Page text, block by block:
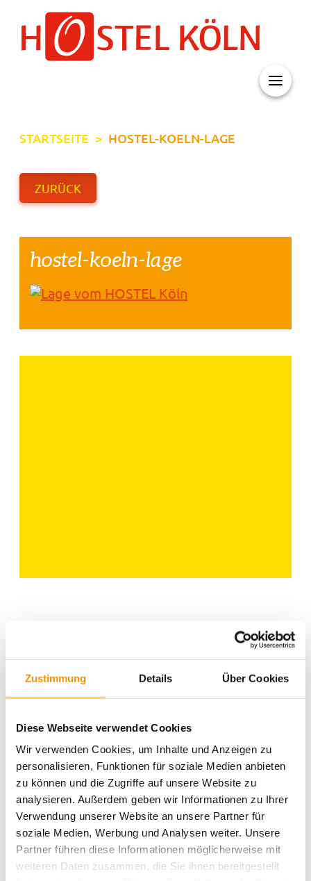
Zustimmung Details Über Cookies
Diese Webseite verwendet Cookies
Wir verwenden Cookies, um Inhalte und Anzeigen zu
personalisieren, Funktionen für soziale Medien anbieten
zu können und die Zugriffe auf unsere Website zu
analysieren. Außerdem geben wir Informationen zu Ihrer
Verwendung unserer Website an unsere Partner für
soziale Medien, Werbung und Analysen weiter. Unsere
Partner führen diese Informationen möglicherweise mit
weiteren Daten zusammen, die Sie ihnen bereitgestellt
STARTSEITE > HOSTEL-KOELN-LAGE
ZURÜCK
hostel-koeln-lage
SANTAS WEIHNACHTSMARKT
IN KÖLN
GAMESCOM IN KÖLN
KÖLNER BIERBÖRSE